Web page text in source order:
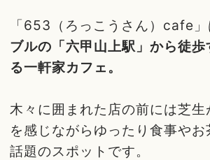
「653（ろっこうさん）cafe」
ブルの「六甲山上駅」から徒歩
る一軒家カフェ。
木々に囲まれた店の前には芝生
を感じながらゆったり食事やお
話題のスポットです。